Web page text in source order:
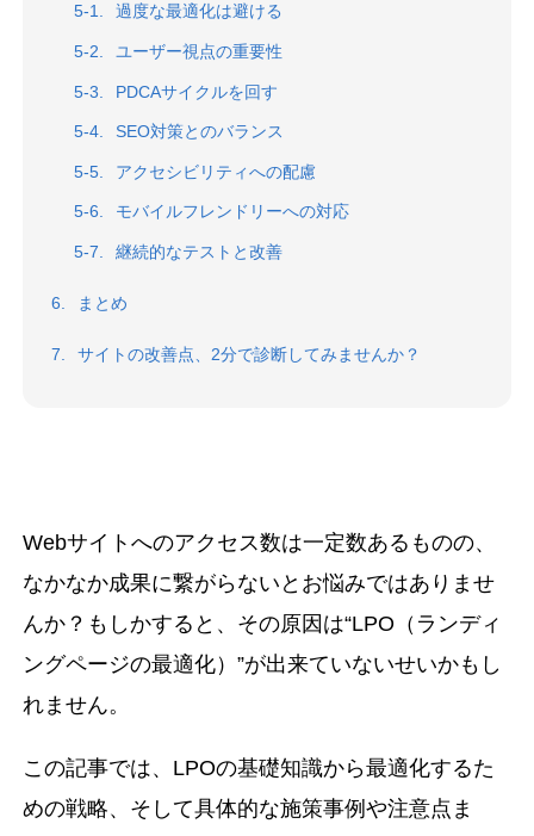
過度な最適化は避ける
ユーザー視点の重要性
PDCAサイクルを回す
SEO対策とのバランス
アクセシビリティへの配慮
モバイルフレンドリーへの対応
継続的なテストと改善
まとめ
サイトの改善点、2分で診断してみませんか？
Webサイトへのアクセス数は一定数あるものの、
なかなか成果に繋がらないとお悩みではありませ
んか？もしかすると、その原因は“LPO（ランディ
ングページの最適化）”が出来ていないせいかもし
れません。
この記事では、LPOの基礎知識から最適化するた
めの戦略、そして具体的な施策事例や注意点ま